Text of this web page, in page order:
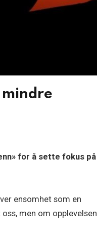
mindre
for å sette fokus på
ensomhet som en
men om opplevelsen